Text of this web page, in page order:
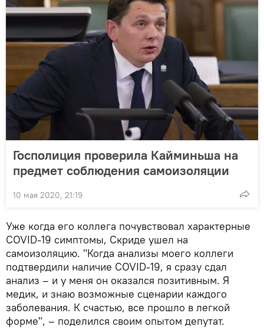
Госполиция проверила Кайминьша на
предмет соблюдения самоизоляции
10 мая 2020, 21:19
Уже когда его коллега почувствовал характерные
COVID-19 симптомы, Скриде ушел на
самоизоляцию. "Когда анализы моего коллеги
подтвердили наличие COVID-19, я сразу сдал
анализ – и у меня он оказался позитивным. Я
медик, и знаю возможные сценарии каждого
заболевания. К счастью, все прошло в легкой
форме", – поделился своим опытом депутат.